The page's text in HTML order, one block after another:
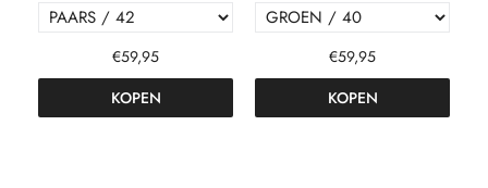
€59,95
KOPEN
€59,95
KOPEN